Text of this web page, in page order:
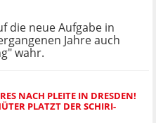
die neue Aufgabe in
Jahre auch
wahr.
NACH PLEITE IN DRESDEN!
PLATZT DER SCHIRI-